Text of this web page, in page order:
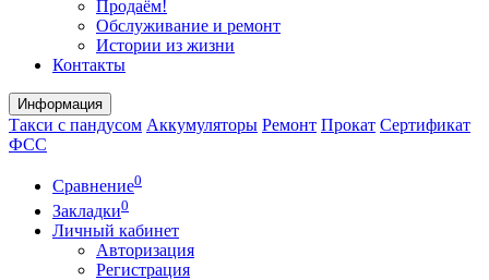
Продаём!
Обслуживание и ремонт
Истории из жизни
Контакты
Информация
Такси с пандусом Аккумуляторы Ремонт Прокат Сертификат
ФСС
Сравнение0
Закладки0
Личный кабинет
Авторизация
Регистрация